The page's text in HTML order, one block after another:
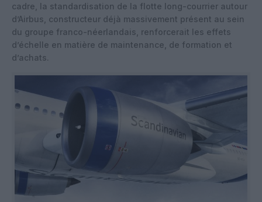
cadre, la standardisation de la flotte long-courrier autour
d’Airbus, constructeur déjà massivement présent au sein
du groupe franco-néerlandais, renforcerait les effets
d’échelle en matière de maintenance, de formation et
d’achats.